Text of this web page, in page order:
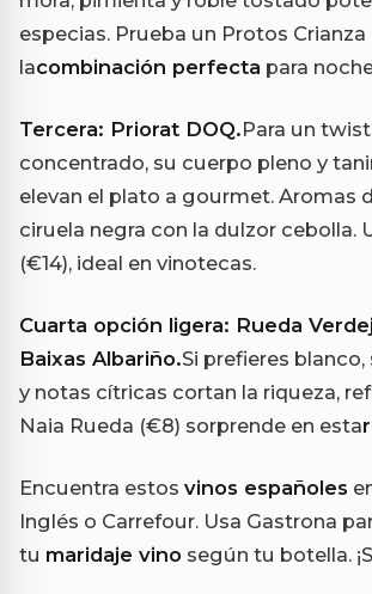
especias. Prueba un Protos Crianza
lacombinación perfecta para
Tercera: Priorat DOQ.Para un
concentrado, su cuerpo pleno y
elevan el plato a gourmet. Aromas
ciruela negra con la dulzor cebolla.
(€14), ideal en vinotecas.
Cuarta opción ligera: Rueda
Baixas Albariño.Si prefieres
y notas cítricas cortan la riqueza,
Naia Rueda (€8) sorprende en esta
Encuentra estos vinos españoles
Inglés o Carrefour. Usa Gastrona
tu maridaje vino según tu botella.